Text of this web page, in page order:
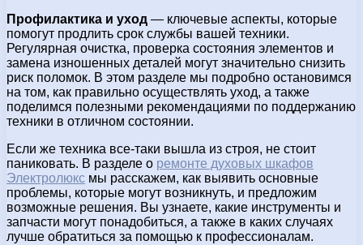
Профилактика и уход — ключевые аспекты, которые
помогут продлить срок службы вашей техники.
Регулярная очистка, проверка состояния элементов и
замена изношенных деталей могут значительно снизить
риск поломок. В этом разделе мы подробно остановимся
на том, как правильно осуществлять уход, а также
поделимся полезными рекомендациями по поддержанию
техники в отличном состоянии.
Если же техника все-таки вышла из строя, не стоит
паниковать. В разделе о ремонте духовых шкафов
Электролюкс мы расскажем, как выявить основные
проблемы, которые могут возникнуть, и предложим
возможные решения. Вы узнаете, какие инструменты и
запчасти могут понадобиться, а также в каких случаях
лучше обратиться за помощью к профессионалам.